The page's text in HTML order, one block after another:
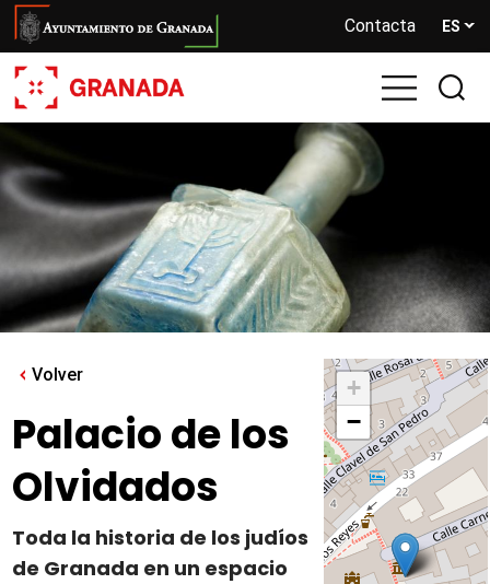
Pasar
contenido
principal
Contacta ES
Volver
Palacio de los
Olvidados
Toda la historia de los judíos
de Granada en un espacio
+
−